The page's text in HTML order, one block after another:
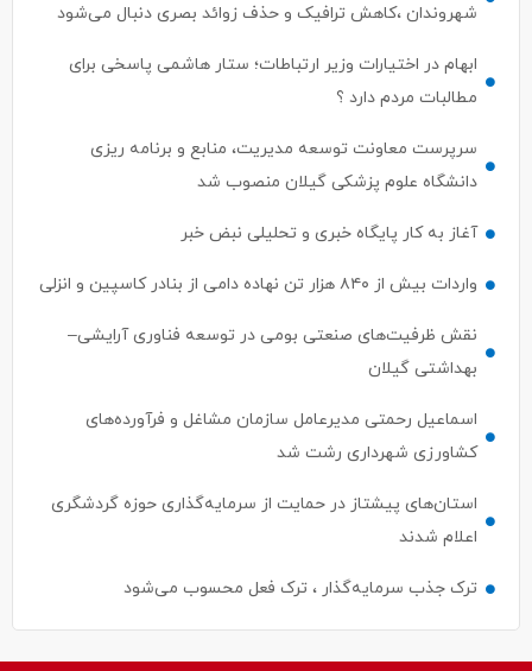
شهروندان ،کاهش ترافیک و حذف زوائد بصری دنبال می‌شود
ابهام در اختیارات وزیر ارتباطات؛ ستار هاشمی پاسخی برای
مطالبات مردم دارد ؟
سرپرست معاونت توسعه مدیریت، منابع و برنامه ریزی
دانشگاه علوم پزشکی گیلان منصوب شد
آغاز به کار پایگاه خبری و تحلیلی نبض خبر
واردات بیش از ۸۴۰ هزار تن نهاده دامی از بنادر كاسپین و انزلی
نقش ظرفیت‌های صنعتی بومی در توسعه فناوری آرایشی–
بهداشتی گیلان
اسماعیل رحمتی مدیرعامل سازمان مشاغل و فرآورده‌های
کشاورزی شهرداری رشت شد
استان‌های پیشتاز در حمایت از سرمایه‌گذاری حوزه گردشگری
اعلام شدند
ترک جذب سرمایه‌گذار ، ترک فعل محسوب می‌شود